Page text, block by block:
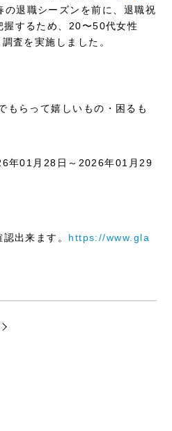
の退職シーズンを前に、退職祝
握するため、20〜50代女性
査を実施しました。
もらって嬉しいもの・困るも
年01月28日～2026年01月29
出来ます。 https://www.gla